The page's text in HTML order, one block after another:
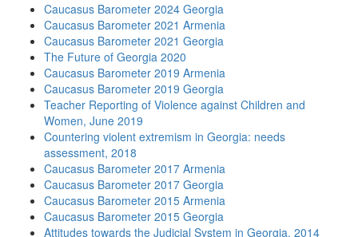
Caucasus Barometer 2024 Georgia
Caucasus Barometer 2021 Armenia
Caucasus Barometer 2021 Georgia
The Future of Georgia 2020
Caucasus Barometer 2019 Armenia
Caucasus Barometer 2019 Georgia
Teacher Reporting of Violence against Children and
Women, June 2019
Countering violent extremism in Georgia: needs
assessment, 2018
Caucasus Barometer 2017 Armenia
Caucasus Barometer 2017 Georgia
Caucasus Barometer 2015 Armenia
Caucasus Barometer 2015 Georgia
Attitudes towards the Judicial System in Georgia, 2014